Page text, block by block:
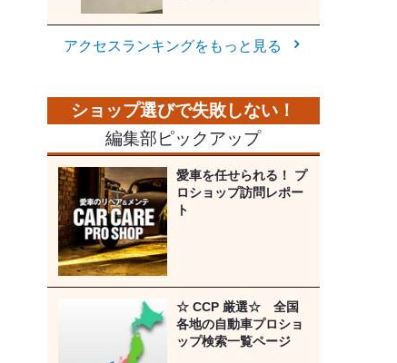
アクセスランキングをもっと見る
編集部ピックアップ
愛車を任せられる！ プ
ロショップ訪問レポー
ト
☆ CCP 厳選☆ 全国
各地の自動車プロショ
ップ検索一覧ページ